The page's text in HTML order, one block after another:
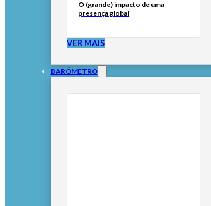
O (grande) impacto de uma
presença global
VER MAIS
BARÓMETRO